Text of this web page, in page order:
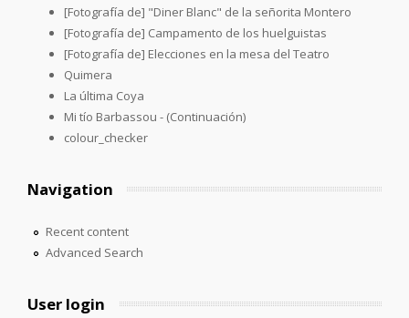
[Fotografía de] "Diner Blanc" de la señorita Montero
[Fotografía de] Campamento de los huelguistas
[Fotografía de] Elecciones en la mesa del Teatro
Quimera
La última Coya
Mi tío Barbassou - (Continuación)
colour_checker
Navigation
Recent content
Advanced Search
User login